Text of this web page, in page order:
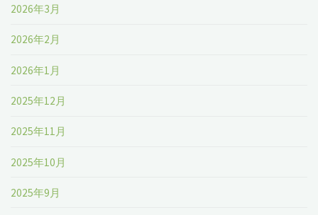
2026年3月
2026年2月
2026年1月
2025年12月
2025年11月
2025年10月
2025年9月